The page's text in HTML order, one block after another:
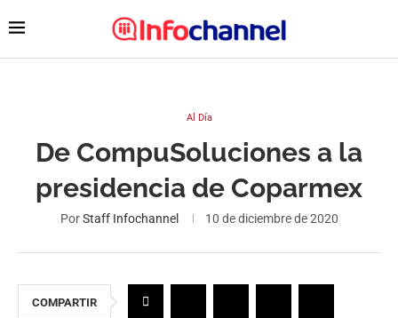
Al Día
De CompuSoluciones a la
presidencia de Coparmex
PorStaff Infochannel 10 de diciembre de 2020
COMPARTIR